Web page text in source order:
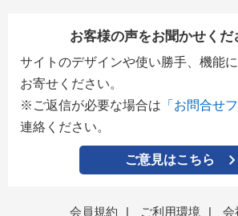
お客様の声をお聞かせくだ
サイトのデザインや使い勝手、機能
お寄せください。
※ご返信が必要な場合は 「お問合せ
連絡ください。
ご意見はこちら
会員規約 | ご利用環境 | 会